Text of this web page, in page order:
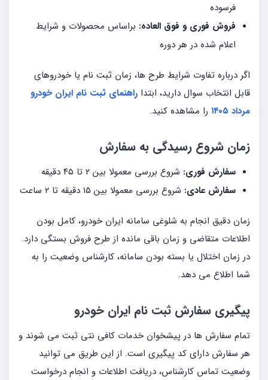
فرسوده
فروش فوری و فوق العاده: براساس محصولات و شرایط
اعلام شده در هر دوره
اگر درباره تفاوت شرایط طرح ها، زمان ثبت نام یا خودروهای
قابل انتخاب سوال دارید، ابتدا راهنمای ثبت نام ایران خودرو
مرداد ۱۴۰۵
را مشاهده کنید.
زمان شروع رسیدگی به سفارش
سفارش فوری: شروع بررسی معمولا بین ۲ تا ۴۵ دقیقه
سفارش عادی: شروع بررسی معمولا بین ۱۵ دقیقه تا ۲ ساعت
زمان دقیق انجام به شلوغی سامانه ایران خودرو، کامل بودن
اطلاعات متقاضی و زمان باقی مانده از طرح فروش بستگی دارد.
در زمان اختلال یا بسته بودن سامانه، کارشناس وضعیت را به
شما اطلاع می دهد.
پیگیری سفارش ثبت نام ایران خودرو
تمام سفارش ها در پیشخوان خدمات کافی نتی ثبت می شوند و
هر سفارش دارای کد پیگیری است. از این طریق می توانید
وضعیت تماس کارشناس، دریافت اطلاعات و انجام درخواست